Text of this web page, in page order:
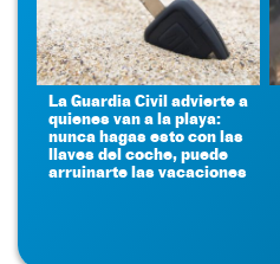
La Guardia Civil advierte a
quienes van a la playa:
nunca hagas esto con las
llaves del coche, puede
arruinarte las vacaciones